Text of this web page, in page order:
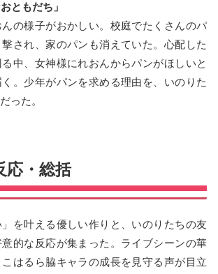
ともだち」
の様子がおかしい。校庭でたくさんのパ
され、家のパンも消えていた。心配した
中、女神様にれおんからパンがほしいと
。少年がパンを求める理由を、いのりた
った。
応・総括
を叶える優しい作りと、いのりたちの友
的な反応が集まった。ライブシーンの華
はるら脇キャラの成長を見守る声が目立